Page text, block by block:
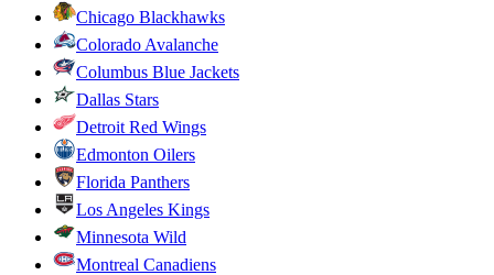
Chicago Blackhawks
Colorado Avalanche
Columbus Blue Jackets
Dallas Stars
Detroit Red Wings
Edmonton Oilers
Florida Panthers
Los Angeles Kings
Minnesota Wild
Montreal Canadiens